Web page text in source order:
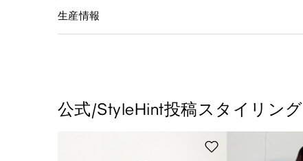
生産情報
公式/StyleHint投稿スタイリング